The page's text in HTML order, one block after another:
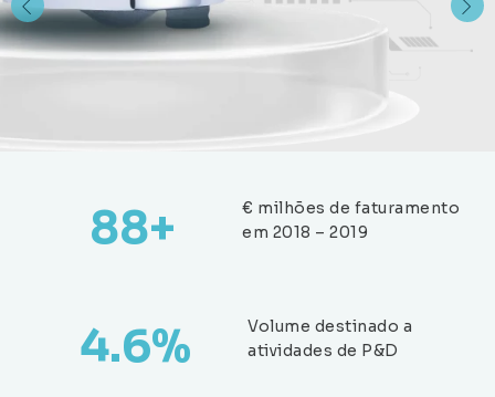
88+
€ milhões de faturamento
em 2018 – 2019
4.6%
Volume destinado a
atividades de P&D